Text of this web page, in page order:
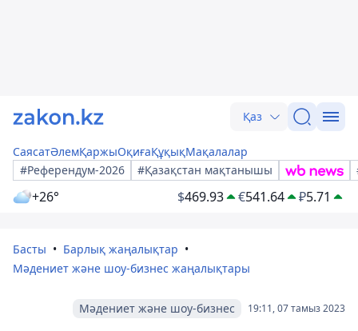
Қаз
СаясатӘлемҚаржыОқиғаҚұқықМақалалар
#Референдум-2026
#Қазақстан мақтанышы
+26° $469.93 €541.64 ₽5.71
Басты
Барлық жаңалықтар
Мәдениет және шоу-бизнес жаңалықтары
19:11, 07 тамыз 2023
Мәдениет және шоу-бизнес